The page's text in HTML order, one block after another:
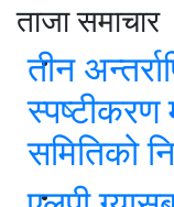
ताजा समाचार
तीन
स्पष्टीकरण
समितिको